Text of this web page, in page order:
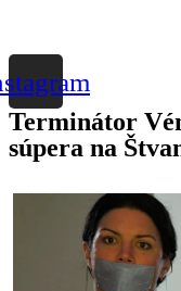
Terminátor
súpera na